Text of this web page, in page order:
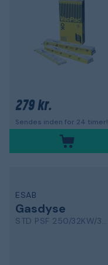
279 kr.
Sendes inden for 24 timer!
ESAB
Gasdyse
STD PSF 250/32KW/302W